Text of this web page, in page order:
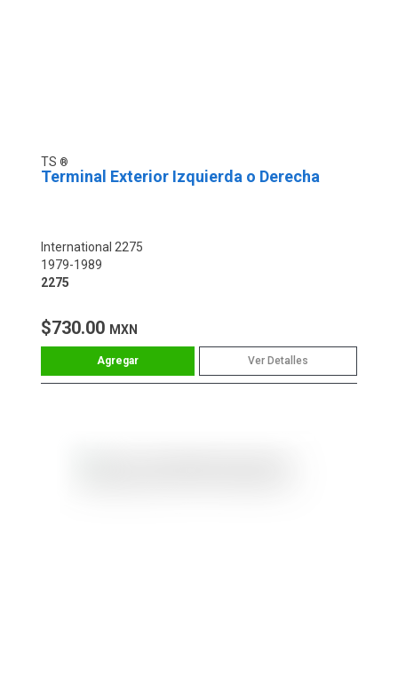
TS
Terminal Exterior Izquierda o Derecha
International 2275
1979-1989
2275
$730.00 MXN
Ver Detalles